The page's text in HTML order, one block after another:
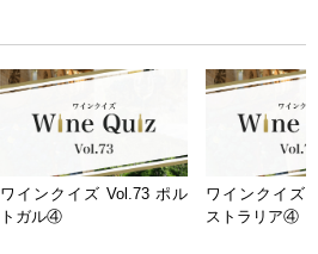
ワインクイズ Vol.73 ポル
トガル④
ワインクイズ
ストラリア④